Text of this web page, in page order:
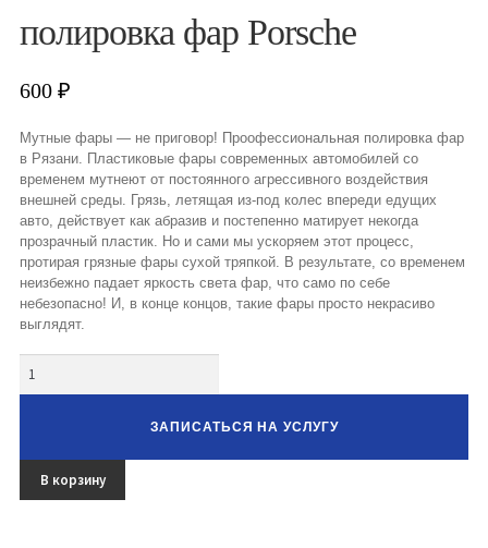
полировка фар Porsche
600₽
Мутные фары — не приговор! Проофессиональная полировка фар
в Рязани. Пластиковые фары современных автомобилей со
временем мутнеют от постоянного агрессивного воздействия
внешней среды. Грязь, летящая из-под колес впереди едущих
авто, действует как абразив и постепенно матирует некогда
прозрачный пластик. Но и сами мы ускоряем этот процесс,
протирая грязные фары сухой тряпкой. В результате, со временем
неизбежно падает яркость света фар, что само по себе
небезопасно! И, в конце концов, такие фары просто некрасиво
выглядят.
ЗАПИСАТЬСЯ НА УСЛУГУ
В корзину